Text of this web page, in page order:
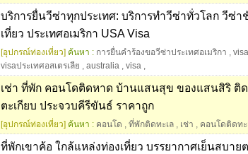
บริการยื่นวีซ่าทุกประเทศ: บริการทำวีซ่าทั่วโลก วีซ่า
เที่ยว ประเทศอเมริกา USA Visa
[อุปกรณ์ท่องเที่ยว] ค้นหา : การยื่นคำร้องขอวีซ่าประเทศอเมริกา ,
visaประเทศอสเตรเลีย , australia , visa ,
เช่า ที่พัก คอนโดติดหาด บ้านแสนสุข ของแสนสิริ ติด
ตะเกียบ ประจวบคีรีขันธ์ ราคาถูก
[อุปกรณ์ท่องเที่ยว] ค้นหา : คอนโด , ที่พักติดทะเล , เช่า , คอนโดติดทะ
ที่พักเขาค้อ ใกล้แหล่งท่องเที่ยว บรรยากาศเย็นสบา